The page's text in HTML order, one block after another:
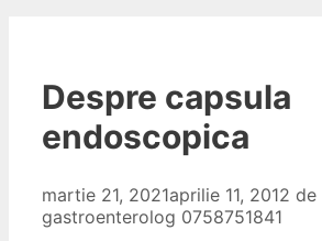
Despre capsula
endoscopica
martie 21, 2021aprilie 11, 2012 de
gastroenterolog 0758751841